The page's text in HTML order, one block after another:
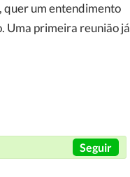
quer um entendimento
Uma primeira reunião já
Seguir